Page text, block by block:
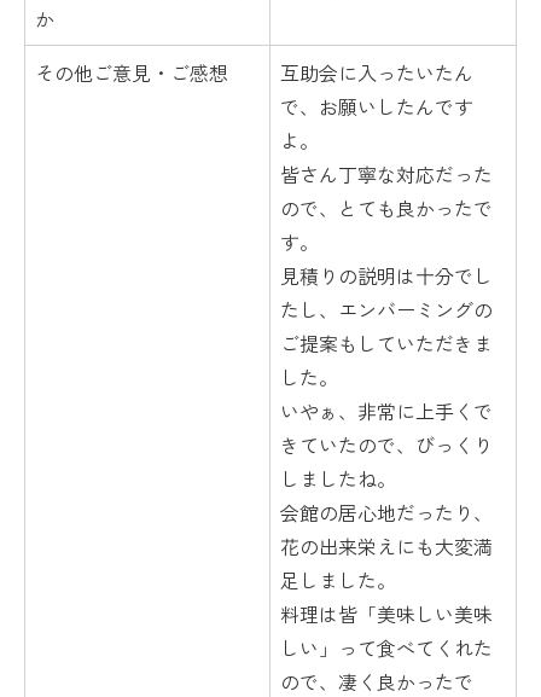
か
その他ご意見・ご感想
互助会に入ったいたん
で、お願いしたんです
よ。
皆さん丁寧な対応だった
ので、とても良かったで
す。
見積りの説明は十分でし
たし、エンバーミングの
ご提案もしていただきま
した。
いやぁ、非常に上手くで
きていたので、びっくり
しましたね。
会館の居心地だったり、
花の出来栄えにも大変満
足しました。
料理は皆「美味しい美味
しい」って食べてくれた
ので、凄く良かったで